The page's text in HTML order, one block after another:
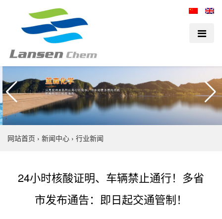
网站首页 › 新闻中心 › 行业新闻
24小时核酸证明、车辆禁止通行！多省
市发布通告：即日起交通管制！